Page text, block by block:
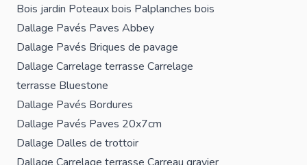
Bois jardin Poteaux bois Palplanches bois
Dallage Pavés Paves Abbey
Dallage Pavés Briques de pavage
Dallage Carrelage terrasse Carrelage
terrasse Bluestone
Dallage Pavés Bordures
Dallage Pavés Paves 20x7cm
Dallage Dalles de trottoir